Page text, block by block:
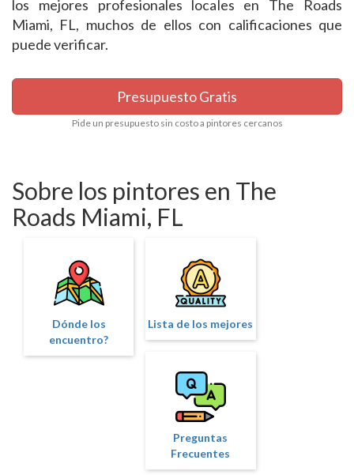
los mejores profesionales locales en The Roads
Miami, FL, muchos de ellos con calificaciones que
puede verificar.
Presupuesto Gratis
Pide un presupuesto sin costo a pintores cercanos
Sobre los pintores en The
Roads Miami, FL
Dónde los
encuentro?
Lista de los mejores
Preguntas
Frecuentes